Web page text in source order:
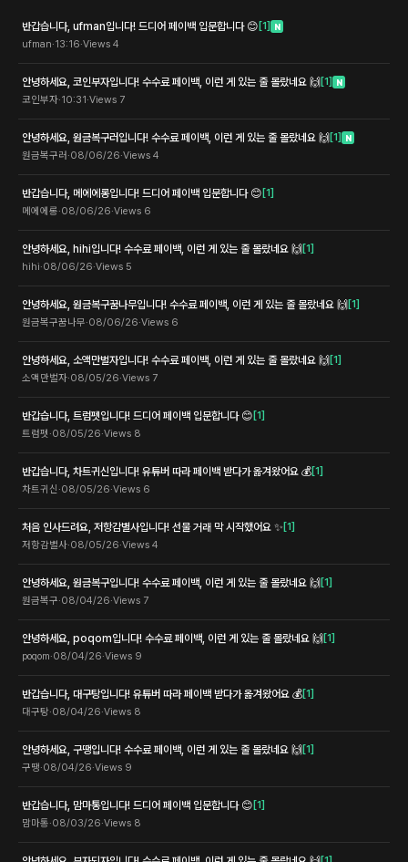
반갑습니다, ufman입니다! 드디어 페이백 입문합니다 😊 [1] N
ufman·13:16·Views 4
안녕하세요, 코인부자입니다! 수수료 페이백, 이런 게 있는 줄 몰랐네요 🙌 [1] N
코인부자·10:31·Views 7
안녕하세요, 원금복구러입니다! 수수료 페이백, 이런 게 있는 줄 몰랐네요 🙌 [1] N
원금복구러·08/06/26·Views 4
반갑습니다, 메에에롱입니다! 드디어 페이백 입문합니다 😊 [1]
메에에롱·08/06/26·Views 6
안녕하세요, hihi입니다! 수수료 페이백, 이런 게 있는 줄 몰랐네요 🙌 [1]
hihi·08/06/26·Views 5
안녕하세요, 원금복구꿈나무입니다! 수수료 페이백, 이런 게 있는 줄 몰랐네요 🙌 [1]
원금복구꿈나무·08/06/26·Views 6
안녕하세요, 소액만벌자입니다! 수수료 페이백, 이런 게 있는 줄 몰랐네요 🙌 [1]
소액만벌자·08/05/26·Views 7
반갑습니다, 트럼펫입니다! 드디어 페이백 입문합니다 😊 [1]
트럼펫 ·08/05/26·Views 8
반갑습니다, 차트귀신입니다! 유튜버 따라 페이백 받다가 옮겨왔어요 💰[1]
차트귀신 ·08/05/26·Views 6
처음 인사드려요, 저항감별사입니다! 선물 거래 막 시작했어요 ✨ [1]
저항감별사·08/05/26·Views 4
안녕하세요, 원금복구입니다! 수수료 페이백, 이런 게 있는 줄 몰랐네요 🙌 [1]
원금복구·08/04/26·Views 7
안녕하세요, poqom입니다! 수수료 페이백, 이런 게 있는 줄 몰랐네요 🙌 [1]
poqom·08/04/26·Views 9
반갑습니다, 대구탕입니다! 유튜버 따라 페이백 받다가 옮겨왔어요 💰[1]
대구탕·08/04/26·Views 8
안녕하세요, 구땡입니다! 수수료 페이백, 이런 게 있는 줄 몰랐네요 🙌 [1]
구땡·08/04/26·Views 9
반갑습니다, 맘마통입니다! 드디어 페이백 입문합니다 😊 [1]
맘마통·08/03/26·Views 8